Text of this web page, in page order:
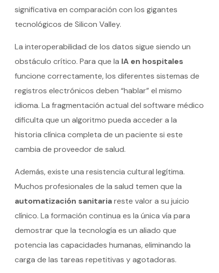
significativa en comparación con los gigantes
tecnológicos de Silicon Valley.
La interoperabilidad de los datos sigue siendo un
obstáculo crítico. Para que la IA en hospitales
funcione correctamente, los diferentes sistemas de
registros electrónicos deben “hablar” el mismo
idioma. La fragmentación actual del software médico
dificulta que un algoritmo pueda acceder a la
historia clínica completa de un paciente si este
cambia de proveedor de salud.
Además, existe una resistencia cultural legítima.
Muchos profesionales de la salud temen que la
automatización sanitariareste valor a su juicio
clínico. La formación continua es la única vía para
demostrar que la tecnología es un aliado que
potencia las capacidades humanas, eliminando la
carga de las tareas repetitivas y agotadoras.